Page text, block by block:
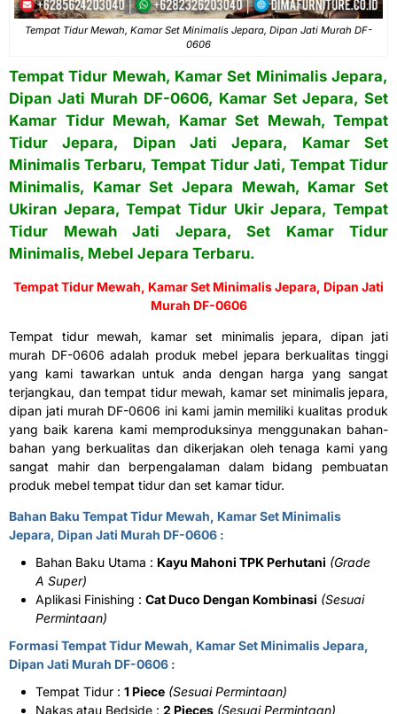
Tempat Tidur Mewah, Kamar Set Minimalis Jepara, Dipan Jati Murah DF-
0606
Tempat Tidur Mewah, Kamar Set Minimalis Jepara,
Dipan Jati Murah DF-0606, Kamar Set Jepara, Set
Kamar Tidur Mewah, Kamar Set Mewah, Tempat
Tidur Jepara, Dipan Jati Jepara, Kamar Set
Minimalis Terbaru, Tempat Tidur Jati, Tempat Tidur
Minimalis, Kamar Set Jepara Mewah, Kamar Set
Ukiran Jepara, Tempat Tidur Ukir Jepara, Tempat
Tidur Mewah Jati Jepara, Set Kamar Tidur
Minimalis, Mebel Jepara Terbaru.
Tempat Tidur Mewah, Kamar Set Minimalis Jepara, Dipan Jati
Murah DF-0606
Tempat tidur mewah, kamar set minimalis jepara, dipan jati
murah DF-0606 adalah produk mebel jepara berkualitas tinggi
yang kami tawarkan untuk anda dengan harga yang sangat
terjangkau, dan tempat tidur mewah, kamar set minimalis jepara,
dipan jati murah DF-0606 ini kami jamin memiliki kualitas produk
yang baik karena kami memproduksinya menggunakan bahan-
bahan yang berkualitas dan dikerjakan oleh tenaga kami yang
sangat mahir dan berpengalaman dalam bidang pembuatan
produk mebel tempat tidur dan set kamar tidur.
Bahan Baku Tempat Tidur Mewah, Kamar Set Minimalis
Jepara, Dipan Jati Murah DF-0606 :
Bahan Baku Utama : Kayu Mahoni TPK Perhutani (Grade
A Super)
Aplikasi Finishing : Cat Duco Dengan Kombinasi (Sesuai
Permintaan)
Formasi Tempat Tidur Mewah, Kamar Set Minimalis Jepara,
Dipan Jati Murah DF-0606 :
Tempat Tidur : 1 Piece (Sesuai Permintaan)
Nakas atau Bedside : 2 Pieces (Sesuai Permintaan)